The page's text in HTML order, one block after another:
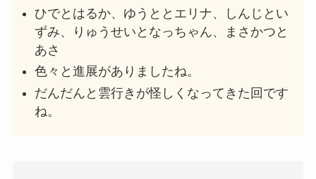
ひでとはるか、ゆうととエリナ、しんじとい
ずみ、りゅうせいとなっちゃん、まさかつと
あさ
色々と進展がありましたね。
だんだんと雲行きが怪しくなってきた回です
ね。